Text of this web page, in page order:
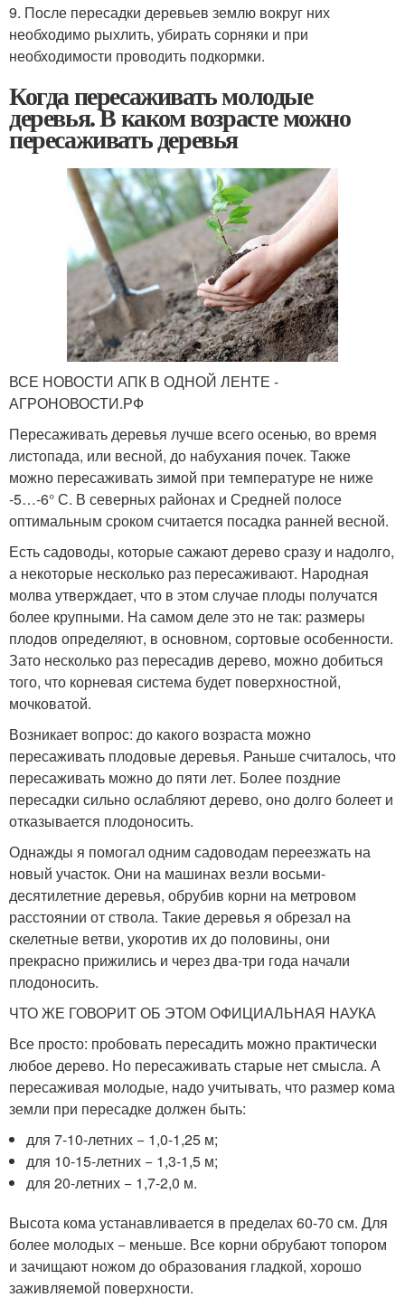
9. После пересадки деревьев землю вокруг них
необходимо рыхлить, убирать сорняки и при
необходимости проводить подкормки.
Когда пересаживать молодые
деревья. В каком возрасте можно
пересаживать деревья
ВСЕ НОВОСТИ АПК В ОДНОЙ ЛЕНТЕ -
АГРОНОВОСТИ.РФ
Пересаживать деревья лучше всего осенью, во время
листопада, или весной, до набухания почек. Также
можно пересаживать зимой при температуре не ниже
-5…-6° С. В северных районах и Средней полосе
оптимальным сроком считается посадка ранней весной.
Есть садоводы, которые сажают дерево сразу и надолго,
а некоторые несколько раз пересаживают. Народная
молва утверждает, что в этом случае плоды получатся
более крупными. На самом деле это не так: размеры
плодов определяют, в основном, сортовые особенности.
Зато несколько раз пересадив дерево, можно добиться
того, что корневая система будет поверхностной,
мочковатой.
Возникает вопрос: до какого возраста можно
пересаживать плодовые деревья. Раньше считалось, что
пересаживать можно до пяти лет. Более поздние
пересадки сильно ослабляют дерево, оно долго болеет и
отказывается плодоносить.
Однажды я помогал одним садоводам переезжать на
новый участок. Они на машинах везли восьми-
десятилетние деревья, обрубив корни на метровом
расстоянии от ствола. Такие деревья я обрезал на
скелетные ветви, укоротив их до половины, они
прекрасно прижились и через два-три года начали
плодоносить.
ЧТО ЖЕ ГОВОРИТ ОБ ЭТОМ ОФИЦИАЛЬНАЯ НАУКА
Все просто: пробовать пересадить можно практически
любое дерево. Но пересаживать старые нет смысла. А
пересаживая молодые, надо учитывать, что размер кома
земли при пересадке должен быть:
для 7-10-летних − 1,0-1,25 м;
для 10-15-летних − 1,3-1,5 м;
для 20-летних − 1,7-2,0 м.
Высота кома устанавливается в пределах 60-70 см. Для
более молодых − меньше. Все корни обрубают топором
и зачищают ножом до образования гладкой, хорошо
заживляемой поверхности.